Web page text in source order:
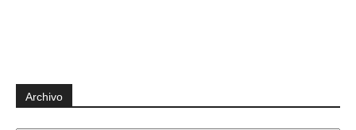
Archivo
Archivo